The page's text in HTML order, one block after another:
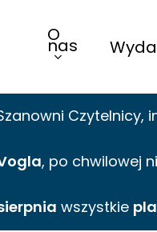
O
nas
Czytelnicy,
, po chwilowej
wszystkie